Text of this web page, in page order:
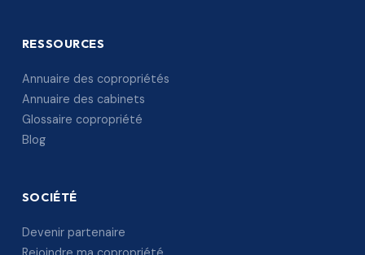
RESSOURCES
Annuaire des copropriétés
Annuaire des cabinets
Glossaire copropriété
Blog
SOCIÉTÉ
Devenir partenaire